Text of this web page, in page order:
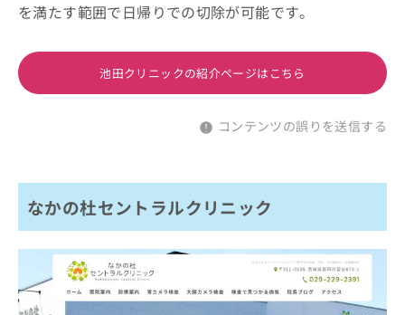
を満たす範囲で日帰りでの切除が可能です。
池田クリニックの紹介ページはこちら
コンテンツの誤りを送信する
なかの杜セントラルクリニック